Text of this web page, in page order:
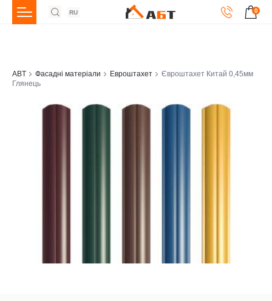
RU 0
ABT Фасадні матеріали Евроштахет
Євроштахет Китай 0,45мм
Глянець